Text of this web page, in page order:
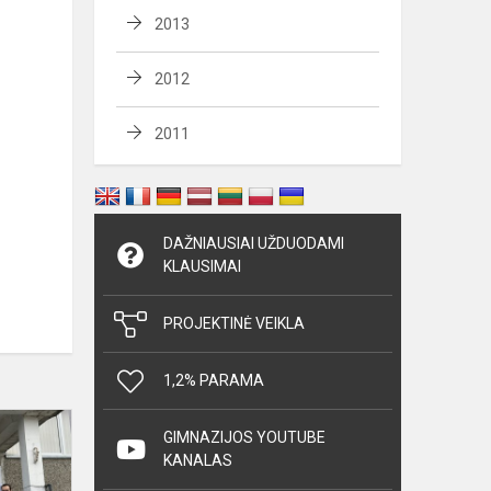
bioklasė“
Kauno
2013
2012
2011
DAŽNIAUSIAI UŽDUODAMI
KLAUSIMAI
PROJEKTINĖ VEIKLA
1,2% PARAMA
GIMNAZIJOS YOUTUBE
KANALAS